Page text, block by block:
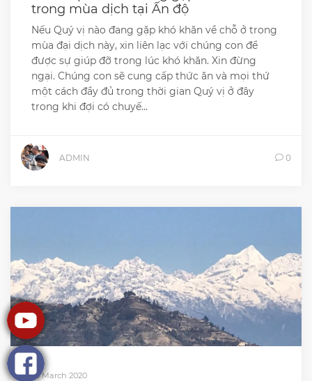
trong mùa dịch tại Ấn độ
Nếu Quý vị nào đang gặp khó khăn về chỗ ở trong
mùa đại dịch này, xin liên lạc với chúng con để
được sự giúp đỡ trong lúc khó khăn. Xin đừng
ngại. Chúng con sẽ cung cấp thức ăn và mọi thứ
một cách đầy đủ trong thời gian Quý vị ở đây
trong khi đợi có chuyế...
ADMIN 0
23 March 2020